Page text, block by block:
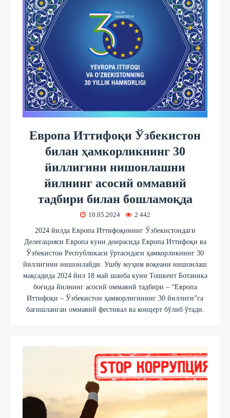
Европа Иттифоқи Ўзбекистон
билан ҳамкорликнинг 30
йиллигини нишонлашни
йилнинг асосий оммавий
тадбири билан бошламоқда
10.05.2024 2 442
2024 йилда Европа Иттифоқининг Ўзбекистондаги
Делегацияси Европа куни доирасида Европа Иттифоқи ва
Ўзбекистон Республикаси ўртасидаги ҳамкорликнинг 30
йиллигини нишонлайди. Ушбу муҳим воқеани нишонлаш
мақсадида 2024 йил 18 май шанба куни Тошкент Ботаника
боғида йилнинг асосий оммавий тадбири – “Европа
Иттифоқи – Ўзбекистон ҳамкорлигининг 30 йиллиги”га
бағишланган оммавий фестивал ва концерт бўлиб ўтади.